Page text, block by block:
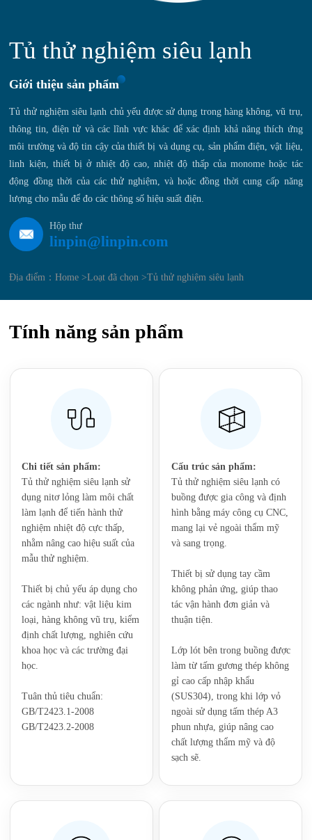
Tủ thử nghiệm siêu lạnh
Giới thiệu sản phẩm
Tủ thử nghiệm siêu lạnh chủ yếu được sử dụng trong hàng không, vũ trụ,
thông tin, điện tử và các lĩnh vực khác để xác định khả năng thích ứng
môi trường và độ tin cậy của thiết bị và dụng cụ, sản phẩm điện, vật liệu,
linh kiện, thiết bị ở nhiệt độ cao, nhiệt độ thấp của monome hoặc tác
động đồng thời của các thử nghiệm, và hoặc đồng thời cung cấp năng
lượng cho mẫu để đo các thông số hiệu suất điện.
Hộp thư
linpin@linpin.com
Địa điểm：Home >Loạt đã chọn >Tủ thử nghiệm siêu lạnh
Tính năng sản phẩm
Chi tiết sản phẩm:
Tủ thử nghiệm siêu lạnh sử
dụng nitơ lỏng làm môi chất
làm lạnh để tiến hành thử
nghiệm nhiệt độ cực thấp,
nhằm nâng cao hiệu suất của
mẫu thử nghiệm.
Thiết bị chủ yếu áp dụng cho
các ngành như: vật liệu kim
loại, hàng không vũ trụ, kiểm
định chất lượng, nghiên cứu
khoa học và các trường đại
học.
Tuân thủ tiêu chuẩn:
GB/T2423.1-2008
GB/T2423.2-2008
‌‌‌Cấu trúc sản phẩm:
Tủ thử nghiệm siêu lạnh có
buồng được gia công và định
hình bằng máy công cụ CNC,
mang lại vẻ ngoài thẩm mỹ
và sang trọng.
Thiết bị sử dụng tay cầm
không phản ứng, giúp thao
tác vận hành đơn giản và
thuận tiện.
Lớp lót bên trong buồng được
làm từ tấm gương thép không
gỉ cao cấp nhập khẩu
(SUS304), trong khi lớp vỏ
ngoài sử dụng tấm thép A3
phun nhựa, giúp nâng cao
chất lượng thẩm mỹ và độ
sạch sẽ.